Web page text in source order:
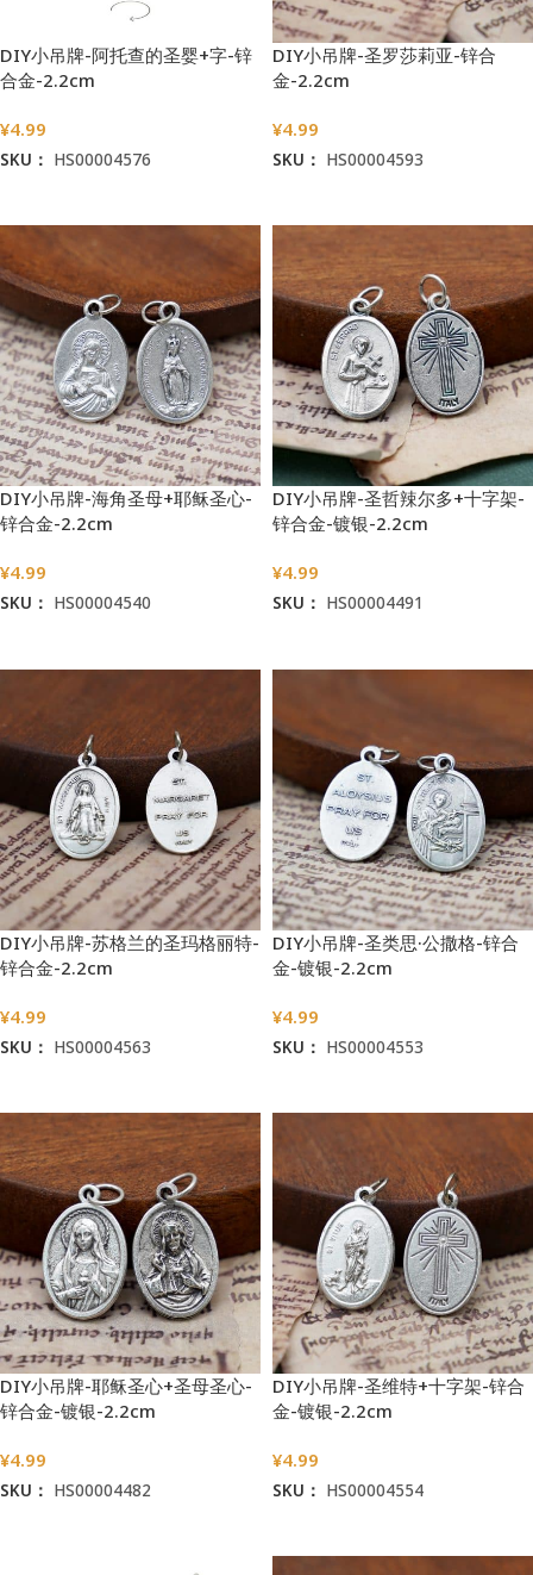
DIY小吊牌-阿托查的圣婴+字-锌
合金-2.2cm
¥4.99
SKU： HS00004576
DIY小吊牌-圣罗莎莉亚-锌合
金-2.2cm
¥4.99
SKU： HS00004593
DIY小吊牌-海角圣母+耶稣圣心-
锌合金-2.2cm
¥4.99
SKU： HS00004540
DIY小吊牌-圣哲辣尔多+十字架-
锌合金-镀银-2.2cm
¥4.99
SKU： HS00004491
DIY小吊牌-苏格兰的圣玛格丽特-
锌合金-2.2cm
¥4.99
SKU： HS00004563
DIY小吊牌-圣类思·公撒格-锌合
金-镀银-2.2cm
¥4.99
SKU： HS00004553
DIY小吊牌-耶稣圣心+圣母圣心-
锌合金-镀银-2.2cm
¥4.99
SKU： HS00004482
DIY小吊牌-圣维特+十字架-锌合
金-镀银-2.2cm
¥4.99
SKU： HS00004554